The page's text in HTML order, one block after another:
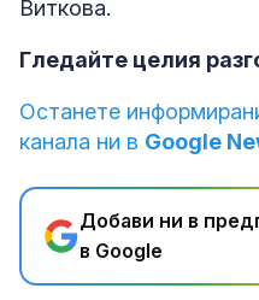
Виткова.
Гледайте целия
Останете
канала ни в Google
Добави ни в
в Google